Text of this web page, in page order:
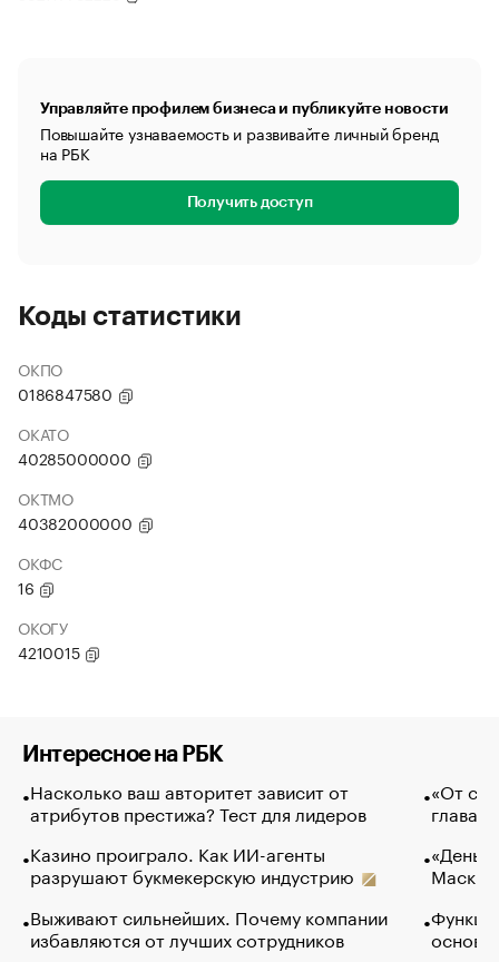
Управляйте профилем бизнеса и публикуйте новости
Повышайте узнаваемость и развивайте личный бренд
на РБК
Получить доступ
Коды статистики
ОКПО
0186847580
ОКАТО
40285000000
ОКТМО
40382000000
ОКФС
16
ОКОГУ
4210015
Интересное на РБК
Насколько ваш авторитет зависит от
атрибутов престижа? Тест для лидеров
Казино проиграло. Как ИИ-агенты
разрушают букмекерскую индустрию
Выживают сильнейших. Почему компании
избавляются от лучших сотрудников
«От
глава
Маск в
основ